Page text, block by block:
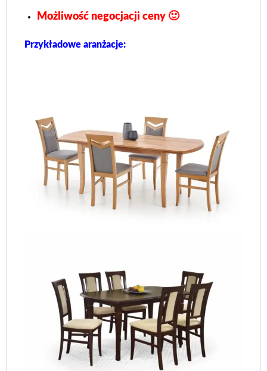
Możliwość negocjacji ceny 🙂
Przykładowe aranżacje: